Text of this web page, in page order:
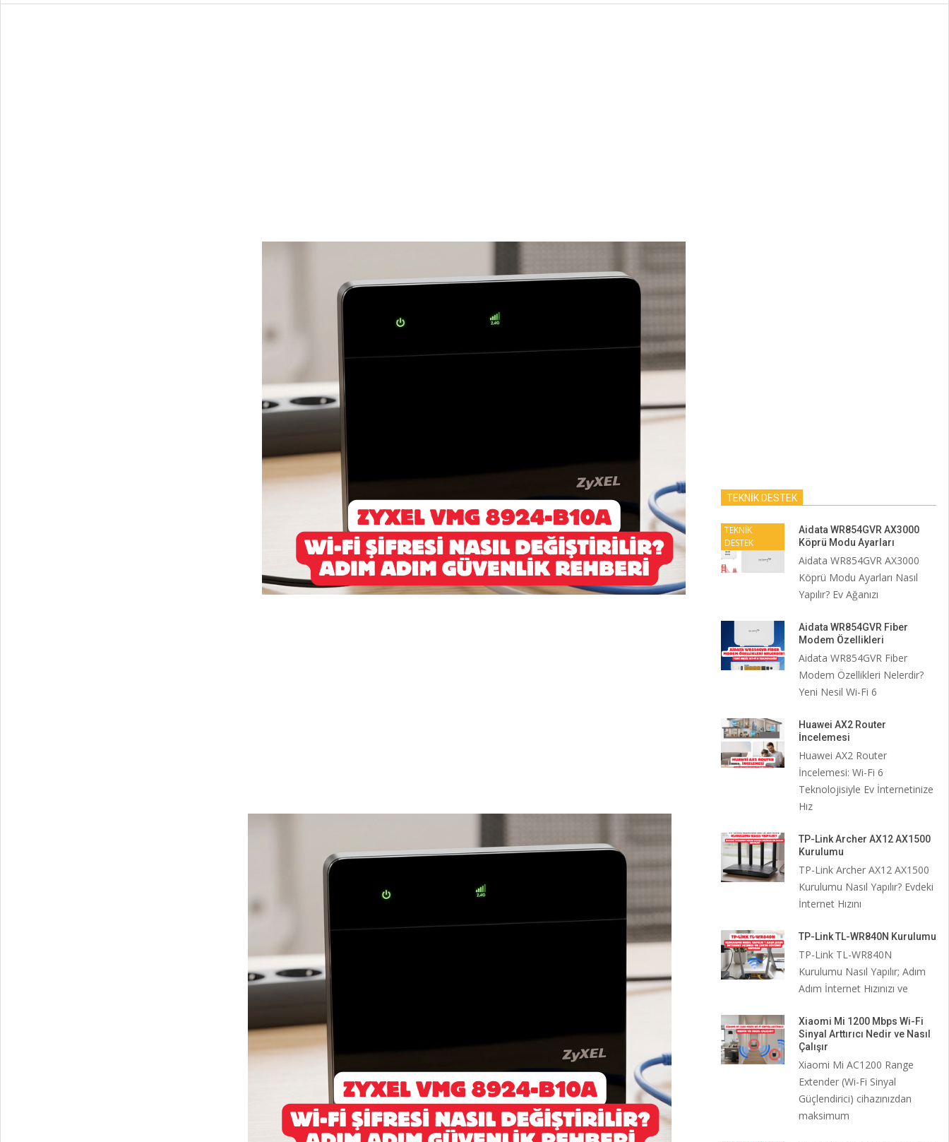
TEKNİK DESTEK
TEKNİK
DESTEK
Aidata WR854GVR AX3000
Köprü Modu Ayarları
Aidata WR854GVR AX3000
Köprü Modu Ayarları Nasıl
Yapılır? Ev Ağanızı
Aidata WR854GVR Fiber
Modem Özellikleri
Aidata WR854GVR Fiber
Modem Özellikleri Nelerdir?
Yeni Nesil Wi-Fi 6
Huawei AX2 Router
İncelemesi
Huawei AX2 Router
İncelemesi: Wi-Fi 6
Teknolojisiyle Ev İnternetinize
Hız
TP-Link Archer AX12 AX1500
Kurulumu
TP-Link Archer AX12 AX1500
Kurulumu Nasıl Yapılır? Evdeki
İnternet Hızını
TP-Link TL-WR840N Kurulumu
TP-Link TL-WR840N
Kurulumu Nasıl Yapılır; Adım
Adım İnternet Hızınızı ve
Xiaomi Mi 1200 Mbps Wi-Fi
Sinyal Arttırıcı Nedir ve Nasıl
Çalışır
Xiaomi Mi AC1200 Range
Extender (Wi-Fi Sinyal
Güçlendirici) cihazınızdan
maksimum